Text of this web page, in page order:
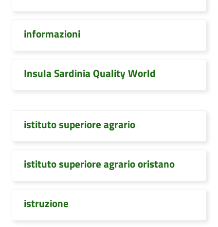
informazioni
Insula Sardinia Quality World
istituto superiore agrario
istituto superiore agrario oristano
istruzione